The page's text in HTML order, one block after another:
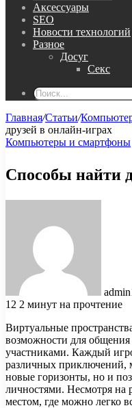
Аксессуары
SEO
Новости технологий
Разное
Досуг
Секс
Главная/Статьи/
друзей в онлайн-играх
Компьютеры и смартфоны
Способы найти
admin
12 2 минут на прочтение
Виртуальные
возможности для
участниками. Каждый
различных приключений,
новые горизонты, но и
личностями. Несмотря на
местом, где можно легко